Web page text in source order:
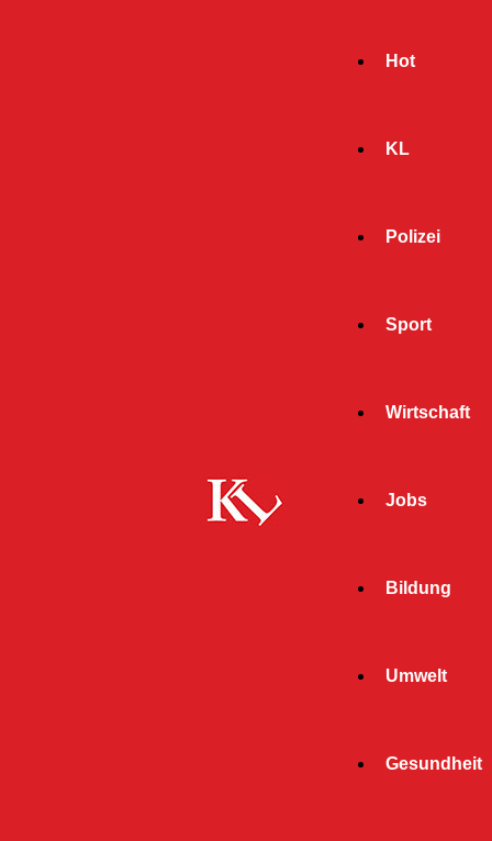
Hot
KL
Polizei
Sport
Wirtschaft
Jobs
Bildung
Umwelt
Gesundheit